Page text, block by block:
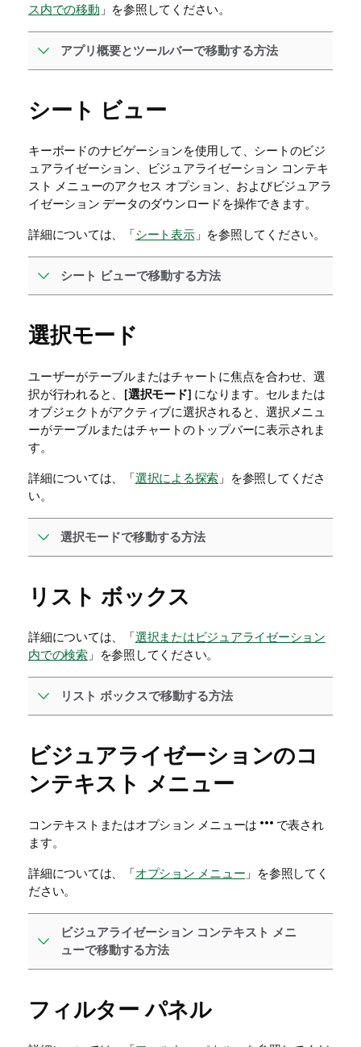
ス内での移動 」を参照してください。
アプリ概要とツールバーで移動する方法
シート ビュー
キーボードのナビゲーションを使用して、シートのビジ
ュアライゼーション、ビジュアライゼーション コンテキ
スト メニューのアクセス オプション、およびビジュアラ
イゼーション データのダウンロードを操作できます。
詳細については、「シート表示」を参照してください。
シート ビューで移動する方法
選択モード
ユーザーがテーブルまたはチャートに焦点を合わせ、選
択が行われると、[選択モード] になります。セルまたは
オブジェクトがアクティブに選択されると、選択メニュ
ーがテーブルまたはチャートのトップバーに表示されま
す。
詳細については、「選択による探索 」を参照してくださ
い。
選択モードで移動する方法
リスト ボックス
詳細については、「選択またはビジュアライゼーション
内での検索」を参照してください。
リスト ボックスで移動する方法
ビジュアライゼーションのコ
ンテキスト メニュー
コンテキストまたはオプション メニューは
で表され
ます。
詳細については、「オプション メニュー 」を参照してく
ださい。
ビジュアライゼーション コンテキスト メニ
ューで移動する方法
フィルター パネル